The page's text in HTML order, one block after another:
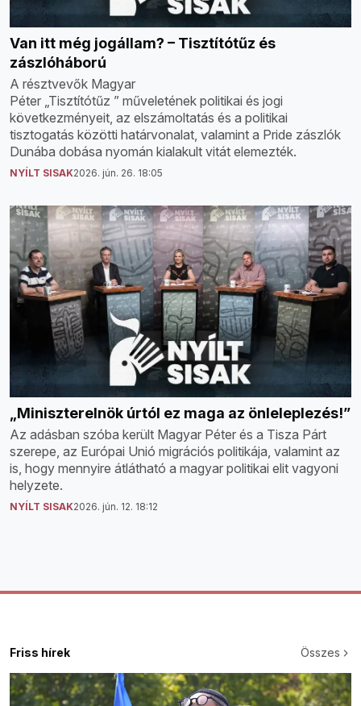
Van itt még jogállam? – Tisztítótűz és
zászlóháború
A résztvevők Magyar
Péter „Tisztítótűz ” műveletének politikai és jogi
következményeit, az elszámoltatás és a politikai
tisztogatás közötti határvonalat, valamint a Pride zászlók
Dunába dobása nyomán kialakult vitát elemezték.
NYÍLT SISAK2026. jún. 26. 18:05
„Miniszterelnök úrtól ez maga az önleleplezés!”
Az adásban szóba került Magyar Péter és a Tisza Párt
szerepe, az Európai Unió migrációs politikája, valamint az
is, hogy mennyire átlátható a magyar politikai elit vagyoni
helyzete.
NYÍLT SISAK2026. jún. 12. 18:12
Friss hírek Összes